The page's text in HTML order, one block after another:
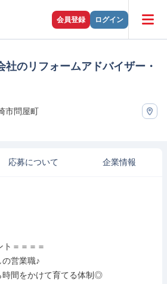
会員登録 ログイン
社のリフォームアドバイザー・
市問屋町
応募について 企業情報
ト＝＝＝＝
営業職♪
時間をかけて育てる体制◎